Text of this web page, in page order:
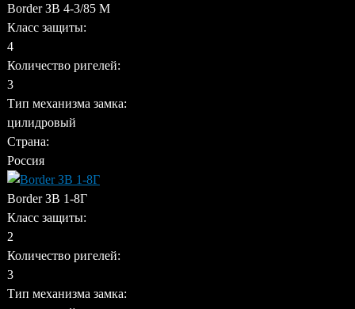
Border ЗВ 4-3/85 М
Класс защиты:
4
Количество ригелей:
3
Тип механизма замка:
цилидровый
Страна:
Россия
Border ЗВ 1-8Г
Класс защиты:
2
Количество ригелей:
3
Тип механизма замка: